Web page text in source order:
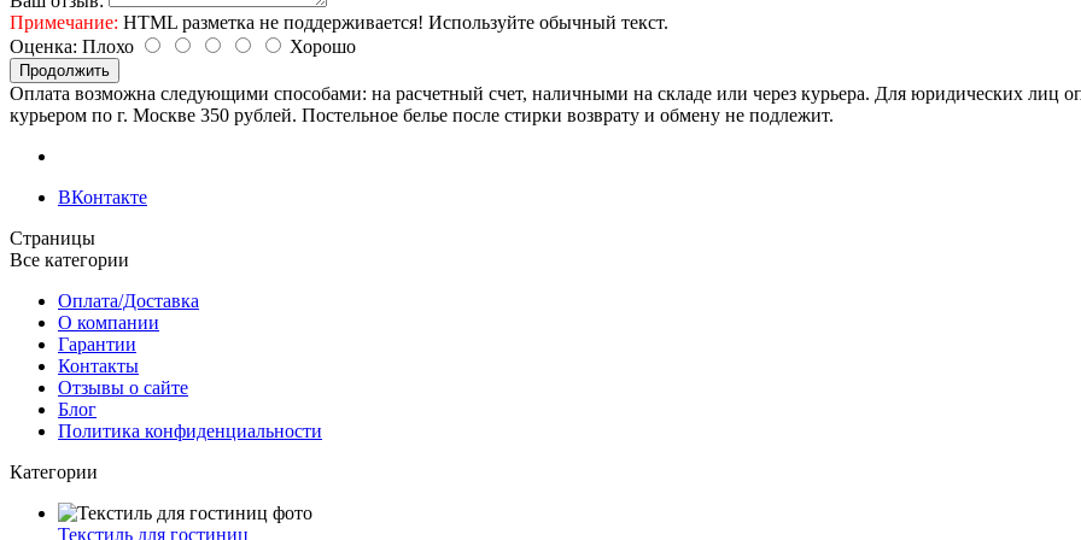
Примечание: HTML разметка не поддерживается! Используйте обычный текст.
Оценка: Плохо Хорошо
Продолжить
Оплата возможна следующими способами: на расчетный счет, наличными на складе или через курьера. Для юридических лиц
курьером по г. Москве 350 рублей. Постельное белье после стирки возврату и обмену не подлежит.
ВКонтакте
Страницы
Все категории
Оплата/Доставка
О компании
Гарантии
Контакты
Отзывы о сайте
Блог
Политика конфиденциальности
Категории
Текстиль для гостиниц